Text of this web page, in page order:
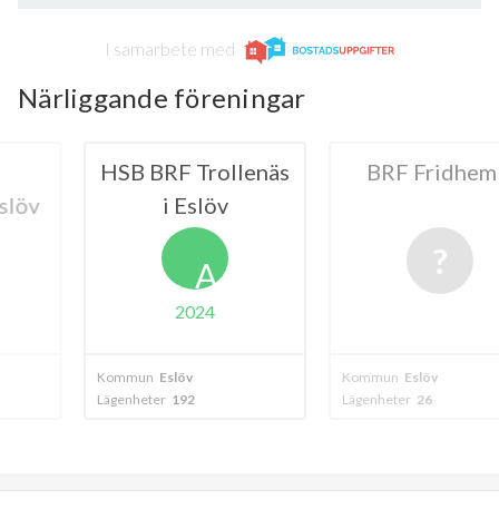
I samarbete med
Närliggande föreningar
BRF Fridhem 1
Kommun
Lägenheter
HSB
Kommun
Lägenheter